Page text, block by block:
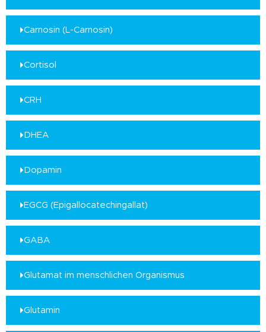
Carnosin (L-Carnosin)
Cortisol
CRH
DHEA
Dopamin
EGCG (Epigallocatechingallat)
GABA
Glutamat im menschlichen Organismus
Glutamin